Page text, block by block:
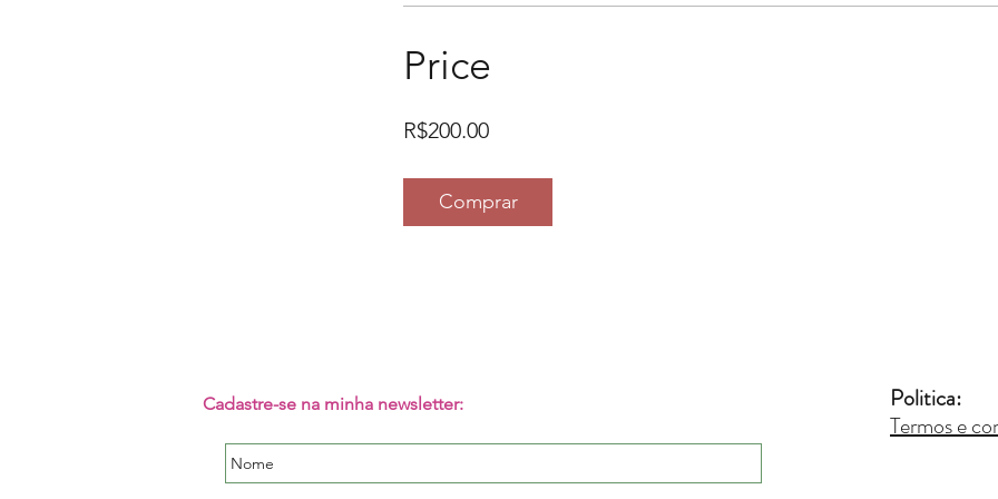
Price
R$200.00
Comprar
Cadastre-se na minha newsletter:
Politica:
Termos e